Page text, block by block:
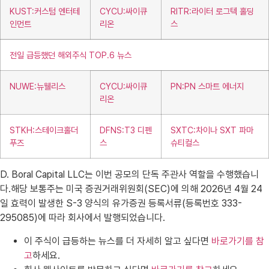
KUST:커스텀 엔터테
인먼트
CYCU:싸이큐
리온
RITR:라이터 로그텍 홀딩
스
전일 급등했던 해외주식 TOP.6 뉴스
NUWE:뉴웰리스
CYCU:싸이큐
리온
PN:PN 스마트 에너지
STKH:스테이크홀더
푸즈
DFNS:T3 디펜
스
SXTC:차이나 SXT 파마
슈티컬스
D. Boral Capital LLC는 이번 공모의 단독 주관사 역할을 수행했습니
다.해당 보통주는 미국 증권거래위원회(SEC)에 의해 2026년 4월 24
일 효력이 발생한 S-3 양식의 유가증권 등록서류(등록번호 333-
295085)에 따라 회사에서 발행되었습니다.
이 주식이 급등하는 뉴스를 더 자세히 알고 싶다면 바로가기를 참
고하세요.